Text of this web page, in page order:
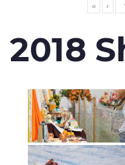
« ‹
2018